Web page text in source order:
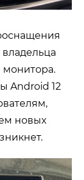
владельца
Android 12
новых